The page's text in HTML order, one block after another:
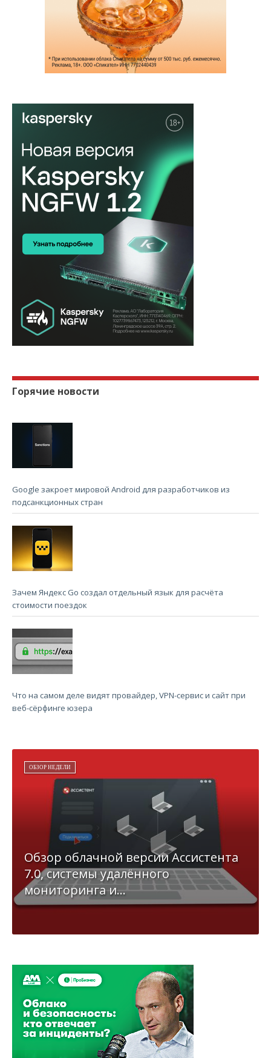
Горячие новости
Google закроет мировой Android для разработчиков из
подсанкционных стран
Зачем Яндекс Go создал отдельный язык для расчёта
стоимости поездок
Что на самом деле видят провайдер, VPN-сервис и сайт при
веб-сёрфинге юзера
ОБЗОР НЕДЕЛИ
Обзор облачной версии Ассистента
7.0, системы удалённого
мониторинга и...